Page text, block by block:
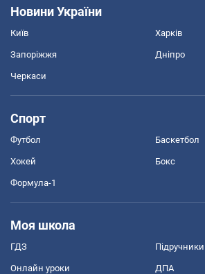
Новини України
Київ Харків
Запоріжжя Дніпро
Черкаси
Спорт
Футбол Баскетбол
Хокей Бокс
Формула-1
Моя школа
ГДЗ Підручники
Онлайн уроки ДПА